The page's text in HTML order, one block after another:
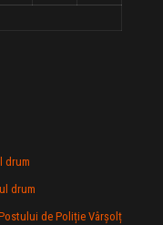
drum
drum
de Poliție Vârșolț